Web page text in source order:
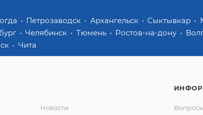
Петрозаводск Архангельск Сыктывкар
Челябинск Тюмень Ростов-на-дону
Чита
Новости